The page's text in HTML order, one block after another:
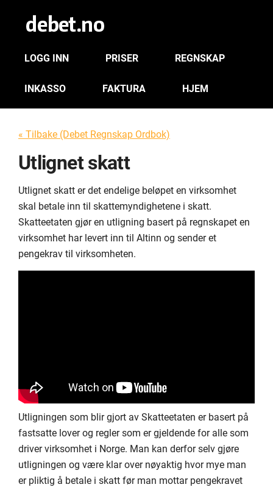
LOGG INN PRISER REGNSKAP
INKASSO FAKTURA HJEM
« Tilbake (Debet Regnskap Ordbok)
Utlignet skatt
Utlignet skatt er det endelige beløpet en virksomhet
skal betale inn til skattemyndighetene i skatt.
Skatteetaten gjør en utligning basert på regnskapet en
virksomhet har levert inn til Altinn og sender et
pengekrav til virksomheten.
Utligningen som blir gjort av Skatteetaten er basert på
fastsatte lover og regler som er gjeldende for alle som
driver virksomhet i Norge. Man kan derfor selv gjøre
utligningen og være klar over nøyaktig hvor mye man
er pliktig å betale i skatt før man mottar pengekravet